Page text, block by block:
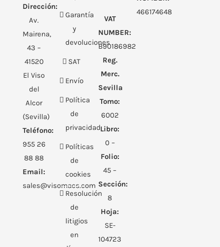
Dirección:
Av.
Mairena,
43 –
41520
El Viso
del
Alcor
(Sevilla)
Teléfono:
955 26
88 88
Email:
sales@visomacs.com
Garantía
y
devoluciones
SAT
Envío
Política
de
privacidad
Políticas
de
cookies
Resolución
de
litigios
en
VAT
NUMBER:
B90186982
Reg.
Merc.
Sevilla
Tomo:
6002
Libro:
0 –
Folio:
45 –
Sección:
8
Hoja:
SE-
104723
466174648